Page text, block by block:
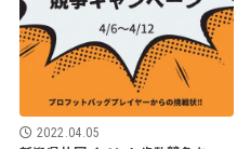
2022.04.05